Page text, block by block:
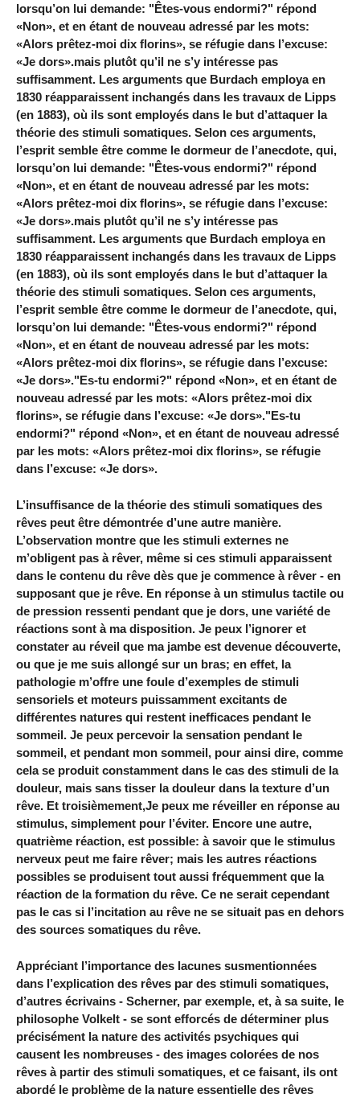
lorsqu’on lui demande: "Êtes-vous endormi?" répond
«Non», et en étant de nouveau adressé par les mots:
«Alors prêtez-moi dix florins», se réfugie dans l’excuse:
«Je dors».mais plutôt qu’il ne s’y intéresse pas
suffisamment. Les arguments que Burdach employa en
1830 réapparaissent inchangés dans les travaux de Lipps
(en 1883), où ils sont employés dans le but d’attaquer la
théorie des stimuli somatiques. Selon ces arguments,
l’esprit semble être comme le dormeur de l’anecdote, qui,
lorsqu’on lui demande: "Êtes-vous endormi?" répond
«Non», et en étant de nouveau adressé par les mots:
«Alors prêtez-moi dix florins», se réfugie dans l’excuse:
«Je dors».mais plutôt qu’il ne s’y intéresse pas
suffisamment. Les arguments que Burdach employa en
1830 réapparaissent inchangés dans les travaux de Lipps
(en 1883), où ils sont employés dans le but d’attaquer la
théorie des stimuli somatiques. Selon ces arguments,
l’esprit semble être comme le dormeur de l’anecdote, qui,
lorsqu’on lui demande: "Êtes-vous endormi?" répond
«Non», et en étant de nouveau adressé par les mots:
«Alors prêtez-moi dix florins», se réfugie dans l’excuse:
«Je dors»."Es-tu endormi?" répond «Non», et en étant de
nouveau adressé par les mots: «Alors prêtez-moi dix
florins», se réfugie dans l’excuse: «Je dors»."Es-tu
endormi?" répond «Non», et en étant de nouveau adressé
par les mots: «Alors prêtez-moi dix florins», se réfugie
dans l’excuse: «Je dors».
L’insuffisance de la théorie des stimuli somatiques des
rêves peut être démontrée d’une autre manière.
L’observation montre que les stimuli externes ne
m’obligent pas à rêver, même si ces stimuli apparaissent
dans le contenu du rêve dès que je commence à rêver - en
supposant que je rêve. En réponse à un stimulus tactile ou
de pression ressenti pendant que je dors, une variété de
réactions sont à ma disposition. Je peux l’ignorer et
constater au réveil que ma jambe est devenue découverte,
ou que je me suis allongé sur un bras; en effet, la
pathologie m’offre une foule d’exemples de stimuli
sensoriels et moteurs puissamment excitants de
différentes natures qui restent inefficaces pendant le
sommeil. Je peux percevoir la sensation pendant le
sommeil, et pendant mon sommeil, pour ainsi dire, comme
cela se produit constamment dans le cas des stimuli de la
douleur, mais sans tisser la douleur dans la texture d’un
rêve. Et troisièmement,Je peux me réveiller en réponse au
stimulus, simplement pour l’éviter. Encore une autre,
quatrième réaction, est possible: à savoir que le stimulus
nerveux peut me faire rêver; mais les autres réactions
possibles se produisent tout aussi fréquemment que la
réaction de la formation du rêve. Ce ne serait cependant
pas le cas si l’incitation au rêve ne se situait pas en dehors
des sources somatiques du rêve.
Appréciant l’importance des lacunes susmentionnées
dans l’explication des rêves par des stimuli somatiques,
d’autres écrivains - Scherner, par exemple, et, à sa suite, le
philosophe Volkelt - se sont efforcés de déterminer plus
précisément la nature des activités psychiques qui
causent les nombreuses - des images colorées de nos
rêves à partir des stimuli somatiques, et ce faisant, ils ont
abordé le problème de la nature essentielle des rêves